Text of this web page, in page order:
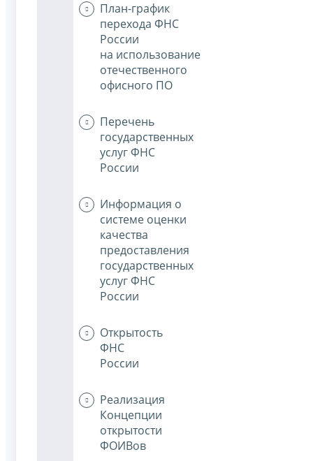
План-график
перехода ФНС
России
на использование
отечественного
офисного ПО
Перечень
государственных
услуг ФНС
России
Информация о
системе оценки
качества
предоставления
государственных
услуг ФНС
России
Открытость
ФНС
России
Реализация
Концепции
открытости
ФОИВов